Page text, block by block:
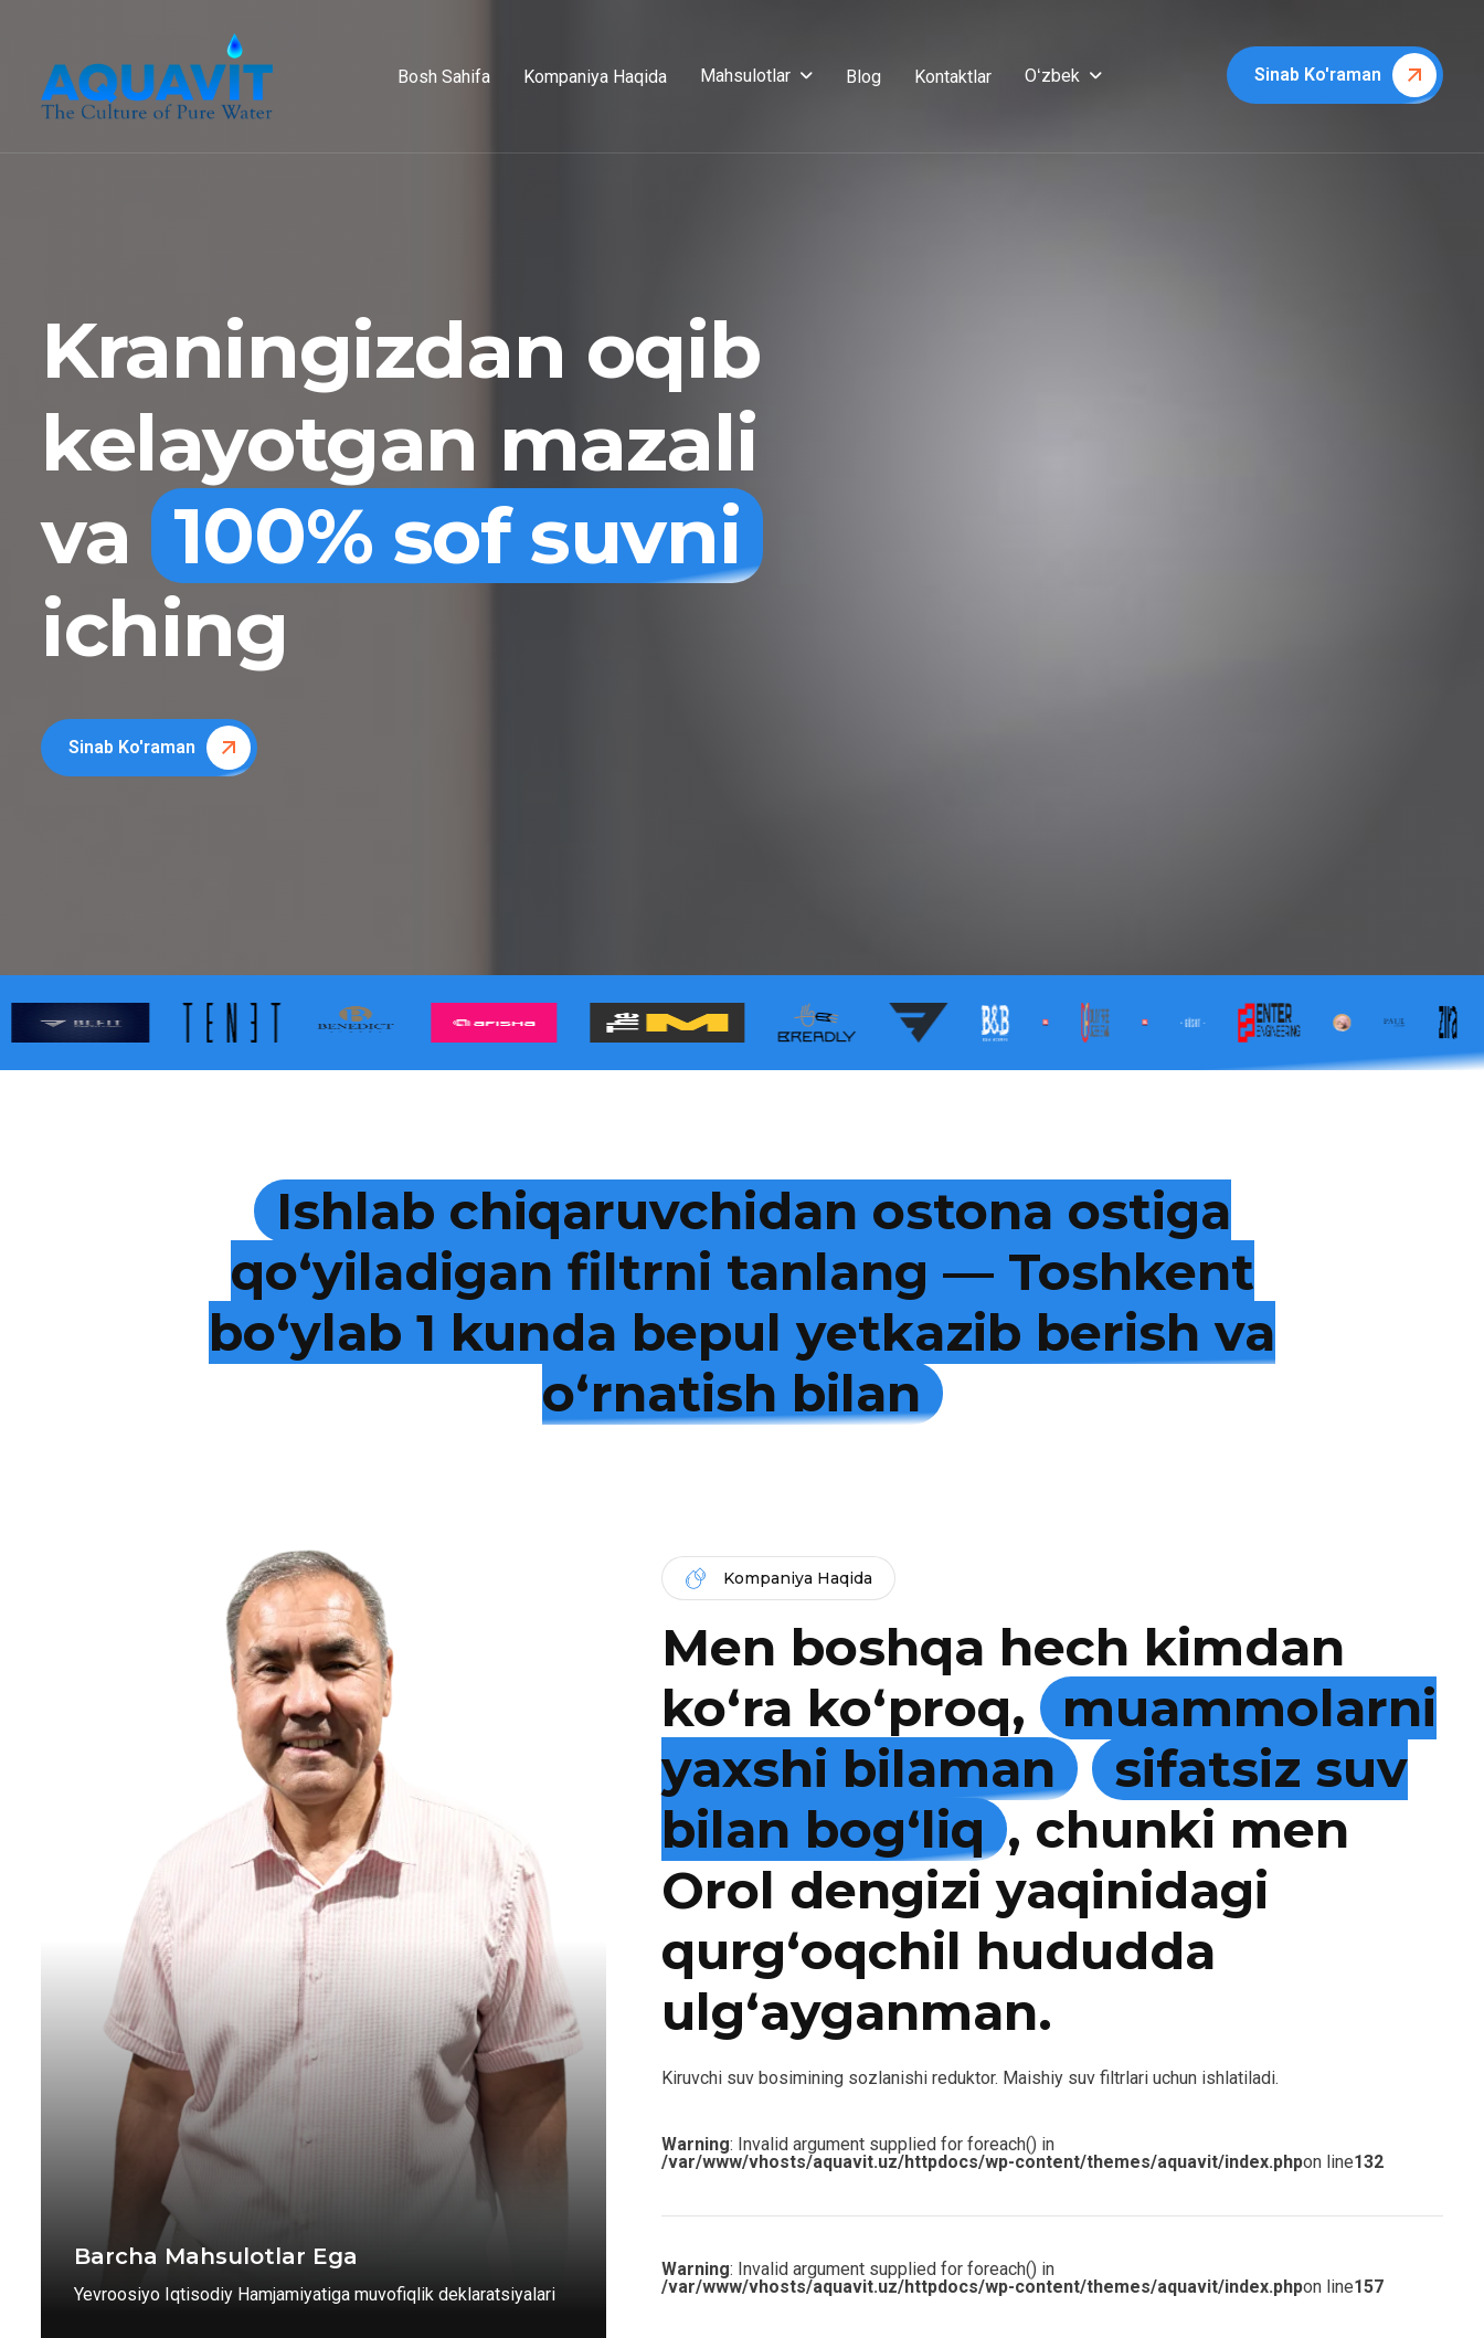
Bosh Sahifa Kompaniya Haqida Mahsulotlar Blog Kontaktlar Oʻzbek Sinab Ko'raman
Kraningizdan oqib
kelayotgan mazali
va 100% sof suvni
iching
Sinab Ko'raman
Ishlab chiqaruvchidan ostona ostiga
qo‘yiladigan filtrni tanlang — Toshkent
bo‘ylab 1 kunda bepul yetkazib berish va
o‘rnatish bilan
Barcha Mahsulotlar Ega
Yevroosiyo Iqtisodiy Hamjamiyatiga muvofiqlik deklaratsiyalari
Kompaniya Haqida
Men boshqa hech kimdan
ko‘ra ko‘proq,
muammolarni
yaxshi bilaman
sifatsiz suv
bilan bog‘liq , chunki men
Orol dengizi yaqinidagi
qurg‘oqchil hududda
ulg‘ayganman.
Kiruvchi suv bosimining sozlanishi reduktor. Maishiy suv filtrlari uchun ishlatiladi.
Warning: Invalid argument supplied for foreach() in
/var/www/vhosts/aquavit.uz/httpdocs/wp-content/themes/aquavit/index.phpon line132
Warning: Invalid argument supplied for foreach() in
/var/www/vhosts/aquavit.uz/httpdocs/wp-content/themes/aquavit/index.phpon line157